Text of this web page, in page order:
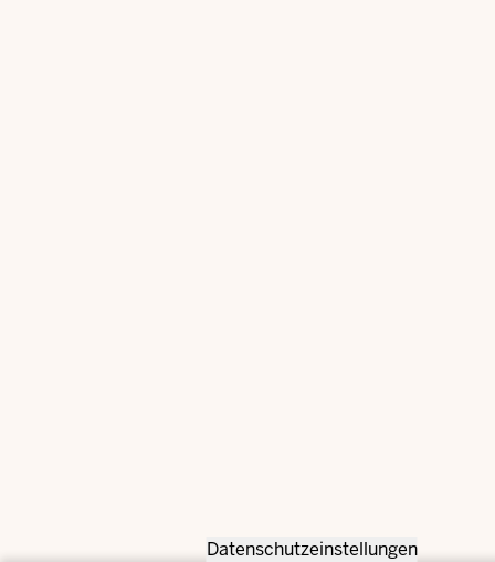
Datenschutzeinstellungen